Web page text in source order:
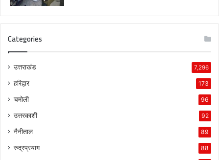
Categories
उत्तराखंड 7,296
हरिद्वार 173
चमोली 96
उत्तरकाशी 92
नैनीताल 89
रुद्रप्रयाग 88